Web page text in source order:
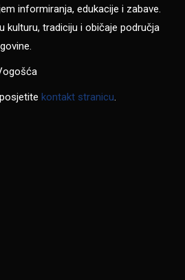
informiranja, edukacije i zabave.
kulturu, tradiciju i običaje područja
kontakt stranicu